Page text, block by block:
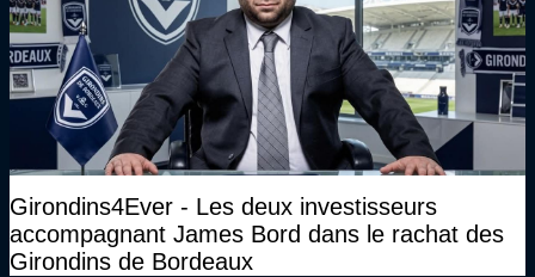
Girondins4Ever - Les deux investisseurs
accompagnant James Bord dans le rachat des
Girondins de Bordeaux